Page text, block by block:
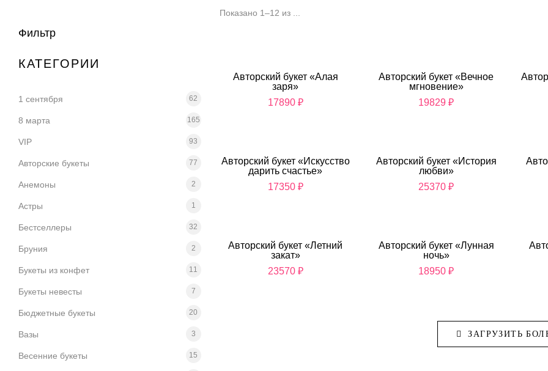
Фильтр
КАТЕГОРИИ
1 сентября 62
8 марта 165
VIP 93
Авторские букеты 77
Анемоны 2
Астры 1
Бестселлеры 32
Бруния 2
Букеты из конфет 11
Букеты невесты 7
Бюджетные букеты 20
Вазы 3
Весенние букеты 15
Показано 1–12 из ...
Авторский букет «Алая
заря»
17890 ₽
Авторский букет «Вечное
мгновение»
19829₽
Авторский букет «Искусство
дарить счастье»
17350 ₽
Авторский букет «История
любви»
25370₽
Авторский букет «Летний
закат»
23570 ₽
Авторский букет «Лунная
ночь»
18950₽
ЗАГРУЗИТЬ